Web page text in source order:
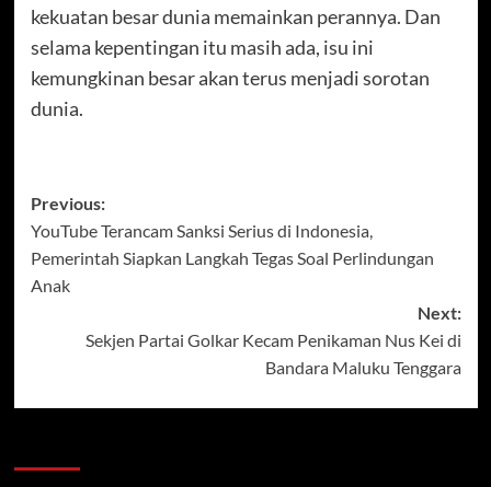
kekuatan besar dunia memainkan perannya. Dan
selama kepentingan itu masih ada, isu ini
kemungkinan besar akan terus menjadi sorotan
dunia.
Post
navigation
Previous:
YouTube Terancam Sanksi Serius di Indonesia,
Pemerintah Siapkan Langkah Tegas Soal Perlindungan
Anak
Next:
Sekjen Partai Golkar Kecam Penikaman Nus Kei di
Bandara Maluku Tenggara